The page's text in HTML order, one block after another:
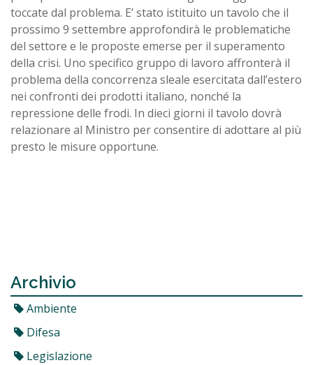
toccate dal problema. E’ stato istituito un tavolo che il
prossimo 9 settembre approfondirà le problematiche
del settore e le proposte emerse per il superamento
della crisi. Uno specifico gruppo di lavoro affronterà il
problema della concorrenza sleale esercitata dall’estero
nei confronti dei prodotti italiano, nonché la
repressione delle frodi. In dieci giorni il tavolo dovrà
relazionare al Ministro per consentire di adottare al più
presto le misure opportune.
Archivio
Ambiente
Difesa
Legislazione